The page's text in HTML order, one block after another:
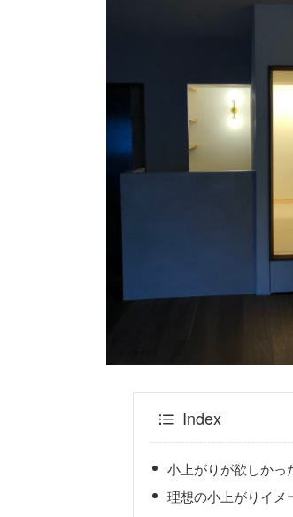
Index
小上がりが欲しかっ
理想の小上がりイメ